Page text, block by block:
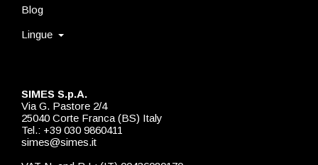
SIMES S.p.A.
Via G. Pastore 2/4
25040 Corte Franca (BS) Italy
Tel.: +39 030 9860411
simes@simes.it
Blog
Lingue